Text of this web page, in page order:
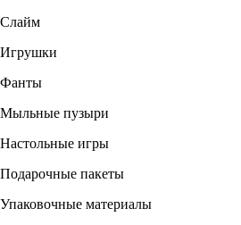
Слайм
Игрушки
Фанты
Мыльные пузыри
Настольные игры
Подарочные пакеты
Упаковочные материалы